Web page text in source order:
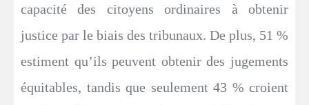
capacité des citoyens ordinaires à obtenir
justice par le biais des tribunaux. De plus, 51 %
estiment qu’ils peuvent obtenir des jugements
équitables, tandis que seulement 43 % croient